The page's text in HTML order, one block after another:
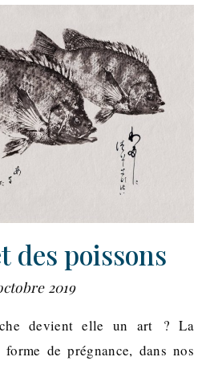
des poissons
2019
de prégnance, dans nos